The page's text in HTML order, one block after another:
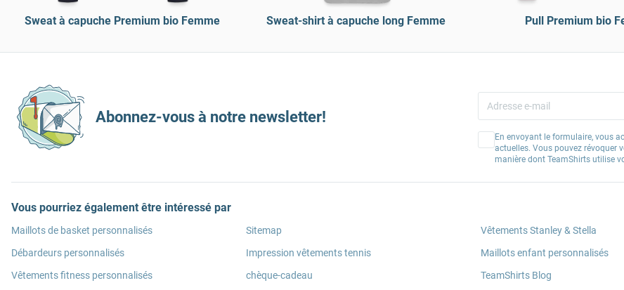
Sweat à capuche Premium bio Femme Sweat-shirt à capuche long Femme Pull Premium bio
Abonnez-vous à notre newsletter!
En envoyant le formulaire, vous
actuelles. Vous pouvez révoquer
manière dont TeamShirts utilise
Vous pourriez également être intéressé par
Maillots de basket personnalisés
Débardeurs personnalisés
Vêtements fitness personnalisés
Sitemap
Impression vêtements tennis
chèque-cadeau
Vêtements Stanley & Stella
Maillots enfant personnalisés
TeamShirts Blog